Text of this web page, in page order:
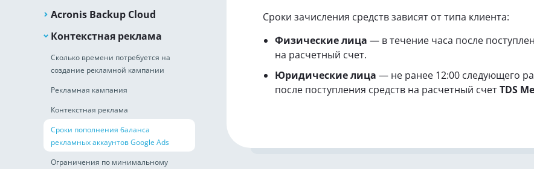
Acronis Backup Cloud
Контекстная реклама
Сколько времени потребуется на
создание рекламной кампании
Рекламная кампания
Контекстная реклама
Сроки пополнения баланса
рекламных аккаунтов Google Ads
Ограничения по минимальному
Сроки зачисления средств зависят от типа клиента:
Физические лица — в течение часа после
на расчетный счет.
Юридические лица — не ранее 12:00 следующего
после поступления средств на расчетный счетTDS